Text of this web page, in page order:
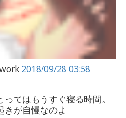
2018/09/28 03:58
てはもうすぐ寝る時間。
きが自慢なのよ